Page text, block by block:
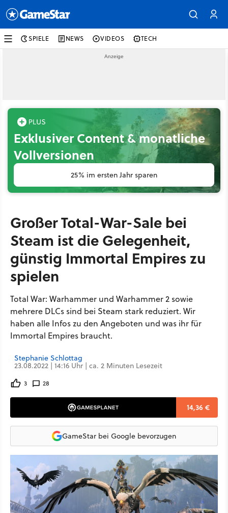
SPIELE NEWS VIDEOS TECH
Exklusiver Content & monatliche
Vollversionen
25% im ersten Jahr sparen
Großer Total-War-Sale bei
Steam ist die Gelegenheit,
günstig Immortal Empires zu
spielen
Total War: Warhammer und Warhammer 2 sowie
mehrere DLCs sind bei Steam stark reduziert. Wir
haben alle Infos zu den Angeboten und was ihr für
Immortal Empires braucht.
Stephanie Schlottag
23.08.2022 | 14:16 Uhr | ca. 2 Minuten Lesezeit
3 28
14,36 €
GameStar bei Google bevorzugen